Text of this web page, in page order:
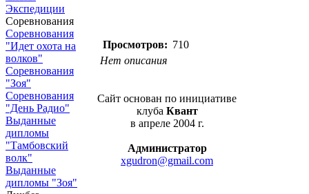
Экспедиции
Соревнования
Соревнования
"Идет охота на
волков"
Соревнования
"Зоя"
Соревнования
"День Радио"
Выданные
дипломы
"Тамбовский
волк"
Выданные
дипломы "Зоя"
Просмотров: 710
Нет описания
Сайт основан по инициативе
клуба Квант
в апреле 2004 г.
Администратор
xgudron@gmail.com